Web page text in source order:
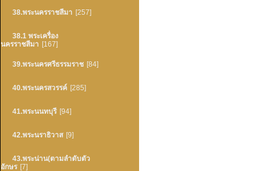
38.พระนครราชสีมา [257]
38.1 พระเครื่อง
นครราชสีมา [167]
39.พระนครศรีธรรมราช [84]
40.พระนครสวรรค์ [285]
41.พระนนทบุรี [94]
42.พระนราธิวาส [9]
43.พระน่าน(ตามลำดับตัว
อักษร [7]